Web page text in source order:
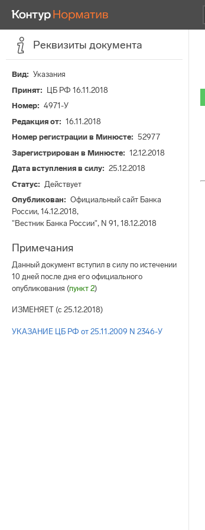
Реквизиты документа
Вид
Указания
Принят
ЦБ РФ 16.11.2018
Номер
4971-У
Редакция от
16.11.2018
Номер регистрации в Минюсте
52977
Зарегистрирован в Минюсте
12.12.2018
Дата вступления в силу
25.12.2018
Статус
Действует
Опубликован
Официальный сайт Банка
России, 14.12.2018,
"Вестник Банка России", N 91, 18.12.2018
Примечания
Данный документ вступил в силу по истечении
10 дней после дня его официального
опубликования (пункт 2)
ИЗМЕНЯЕТ (с 25.12.2018)
УКАЗАНИЕ ЦБ РФ от 25.11.2009 N 2346-У